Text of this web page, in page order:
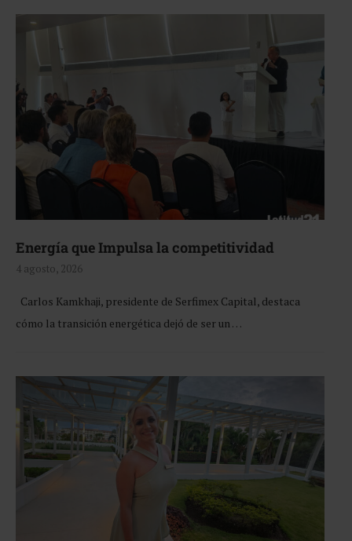
Energía que Impulsa la competitividad
4 agosto, 2026
Carlos Kamkhaji, presidente de Serfimex Capital, destaca
cómo la transición energética dejó de ser un …